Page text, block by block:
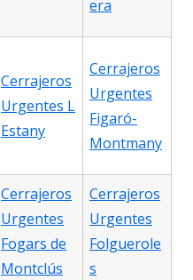
era
Cerrajeros
Urgentes L
Estany
Cerrajeros
Urgentes
Figaró-
Montmany
Cerrajeros
Urgentes
Fogars de
Montclús
Cerrajeros
Urgentes
Folguerole
s